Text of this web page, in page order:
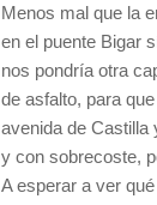
Menos mal que la
en el puente Bigar
nos pondría otra
de asfalto, para
avenida de Castilla
y con sobrecoste,
A esperar a ver